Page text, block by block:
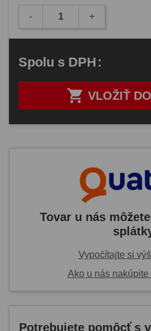
- +
 VLOŽIŤ
Spolu s DPH:
Tovar u nás
Vypočítajte si
Ako u nás
Potrebujete pomôcť s